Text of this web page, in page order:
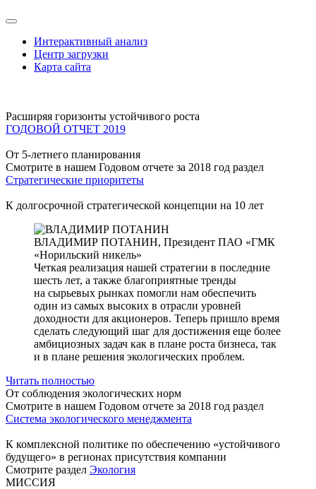
Интерактивный анализ
Центр загрузки
Карта сайта
Расширяя горизонты устойчивого роста
ГОДОВОЙ ОТЧЕТ 2019
От 5-летнего планирования
Смотрите в нашем Годовом отчете за 2018 год раздел
Стратегические приоритеты
К долгосрочной стратегической концепции на 10 лет
ВЛАДИМИР ПОТАНИН, Президент ПАО «ГМК
«Норильский никель»
Четкая реализация нашей стратегии в последние
шесть лет, а также благоприятные тренды
на сырьевых рынках помогли нам обеспечить
один из самых высоких в отрасли уровней
доходности для акционеров. Теперь пришло время
сделать следующий шаг для достижения еще более
амбициозных задач как в плане роста бизнеса, так
и в плане решения экологических проблем.
Читать полностью
От соблюдения экологических норм
Смотрите в нашем Годовом отчете за 2018 год раздел
Система экологического менеджмента
К комплексной политике по обеспечению «устойчивого
будущего» в регионах присутствия компании
Смотрите раздел Экология
МИССИЯ